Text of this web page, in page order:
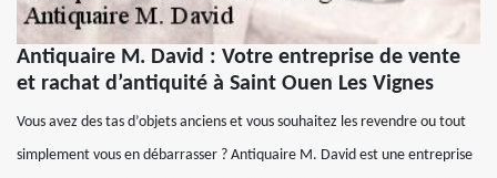
Antiquaire M. David : Votre entreprise de vente
et rachat d’antiquité à Saint Ouen Les Vignes
Vous avez des tas d’objets anciens et vous souhaitez les revendre ou tout
simplement vous en débarrasser ? Antiquaire M. David est une entreprise